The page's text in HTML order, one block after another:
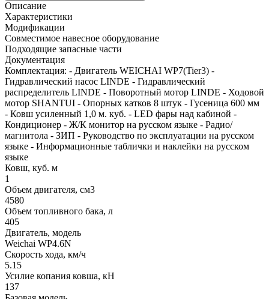
Описание
Характеристики
Модификации
Совместимое навесное оборудование
Подходящие запасные части
Документация
Комплектация: - Двигатель WEICHAI WP7(Tier3) -
Гидравлический насос LINDE - Гидравлический
распределитель LINDE - Поворотный мотор LINDE - Ходовой
мотор SHANTUI - Опорных катков 8 штук - Гусеница 600 мм
- Ковш усиленный 1,0 м. куб. - LED фары над кабиной -
Кондиционер - Ж/К монитор на русском языке - Радио/
магнитола - ЗИП - Руководство по эксплуатации на русском
языке - Информационные таблички и наклейки на русском
языке
Ковш, куб. м
1
Объем двигателя, см3
4580
Объем топливного бака, л
405
Двигатель, модель
Weichai WP4.6N
Скорость хода, км/ч
5.15
Усилие копания ковша, кН
137